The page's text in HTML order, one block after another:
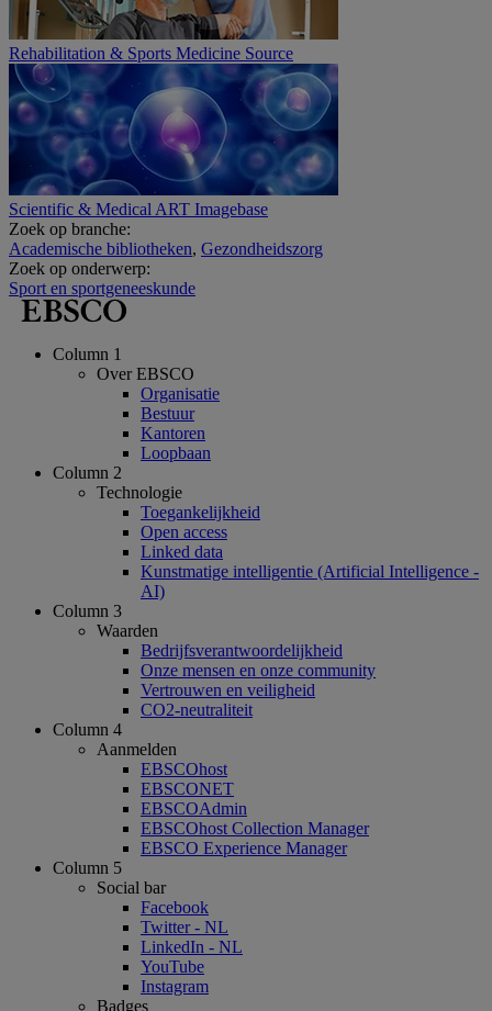
Rehabilitation & Sports Medicine Source
Scientific & Medical ART Imagebase
Zoek op branche:
Academische bibliotheken, Gezondheidszorg
Zoek op onderwerp:
Sport en sportgeneeskunde
Column 1
Over EBSCO
Organisatie
Bestuur
Kantoren
Loopbaan
Column 2
Technologie
Toegankelijkheid
Open access
Linked data
Kunstmatige intelligentie (Artificial Intelligence -
AI)
Column 3
Waarden
Bedrijfsverantwoordelijkheid
Onze mensen en onze community
Vertrouwen en veiligheid
CO2-neutraliteit
Column 4
Aanmelden
EBSCOhost
EBSCONET
EBSCOAdmin
EBSCOhost Collection Manager
EBSCO Experience Manager
Column 5
Social bar
Facebook
Twitter - NL
LinkedIn - NL
YouTube
Instagram
Badges